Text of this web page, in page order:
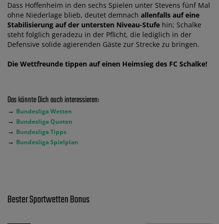
Dass Hoffenheim in den sechs Spielen unter Stevens fünf Mal
ohne Niederlage blieb, deutet demnach allenfalls auf eine
Stabilisierung auf der untersten Niveau-Stufe hin; Schalke
steht folglich geradezu in der Pflicht, die lediglich in der
Defensive solide agierenden Gäste zur Strecke zu bringen.
Die Wettfreunde tippen auf einen Heimsieg des FC Schalke!
Das könnte Dich auch interessieren:
→ Bundesliga Wetten
→ Bundesliga Quoten
→ Bundesliga Tipps
→ Bundesliga Spielplan
Bester Sportwetten Bonus